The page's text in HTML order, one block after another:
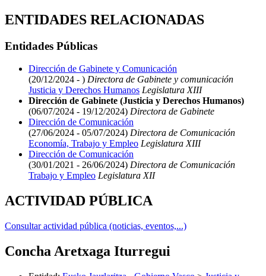
ENTIDADES RELACIONADAS
Entidades Públicas
Dirección de Gabinete y Comunicación
(20/12/2024 - ) Directora de Gabinete y comunicación
Justicia y Derechos Humanos Legislatura XIII
Dirección de Gabinete (Justicia y Derechos Humanos)
(06/07/2024 - 19/12/2024) Directora de Gabinete
Dirección de Comunicación
(27/06/2024 - 05/07/2024) Directora de Comunicación
Economía, Trabajo y Empleo Legislatura XIII
Dirección de Comunicación
(30/01/2021 - 26/06/2024) Directora de Comunicación
Trabajo y Empleo Legislatura XII
ACTIVIDAD PÚBLICA
Consultar actividad pública (noticias, eventos,...)
Concha Aretxaga Iturregui